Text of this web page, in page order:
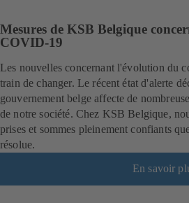
Mesures de KSB Belgique
COVID-19
Les nouvelles concernant l'évolution du
train de changer. Le récent état d'alerte
gouvernement belge affecte de
de notre société. Chez KSB Belgique,
prises et sommes pleinement confiants
résolue.
En savoir